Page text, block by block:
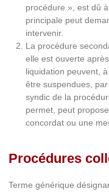
procédure », est dû
principale peut
intervenir.
La procédure
elle est ouverte
liquidation peuvent,
être suspendues,
syndic de la
permet, peut
concordat ou une
Procédures
Terme générique